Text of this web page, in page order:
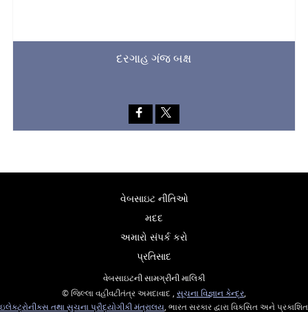
દરગાહ ગંજ બક્ષ
વેબસાઇટ નીતિઓ
મદદ
અમારો સંપર્ક કરો
પ્રતિસાદ
વેબસાઇટની સામગ્રીની માલિકી
© જિલ્લા વહીવટીતંત્ર અમદાવાદ , સૂચના વિજ્ઞાન કેન્દ્ર,
ઇલેક્ટ્રોનીક્સ તથા સુચના પ્રૌદ્યોગીકી મંત્રાલય, ભારત સરકાર દ્વારા વિકસિત અને પ્રકાશિત